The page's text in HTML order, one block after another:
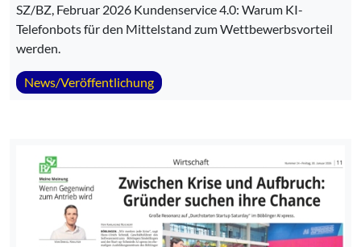
SZ/BZ, Februar 2026 Kundenservice 4.0: Warum KI-
Telefonbots für den Mittelstand zum Wettbewerbsvorteil
werden.
News/Veröffentlichung